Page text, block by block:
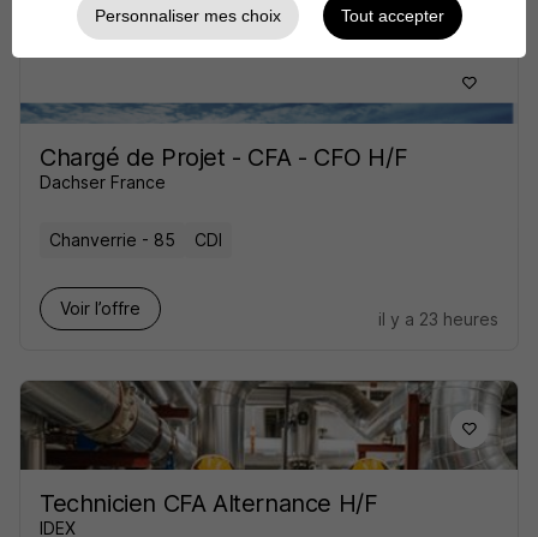
Chargé de Projet - CFA - CFO H/F
Dachser France
Chanverrie - 85 CDI
Voir l’offre
il y a 23 heures
Technicien CFA Alternance H/F
IDEX
Personnaliser mes choix Tout accepter